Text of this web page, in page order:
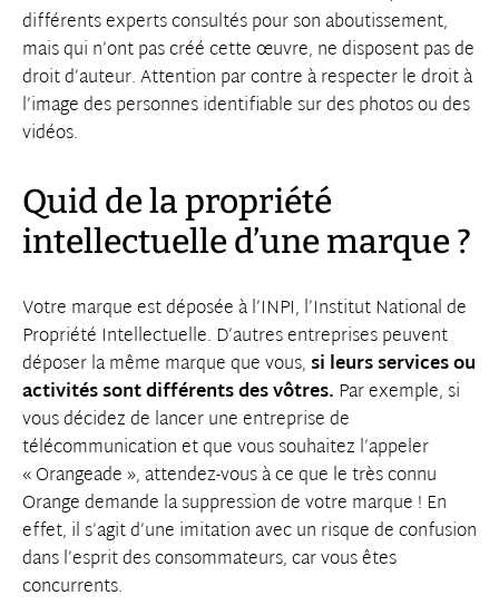
différents experts consultés pour son aboutissement,
mais qui n’ont pas créé cette œuvre, ne disposent pas de
droit d’auteur. Attention par contre à respecter le droit à
l’image des personnes identifiable sur des photos ou des
vidéos.
Quid de la propriété
intellectuelle d’une marque ?
Votre marque est déposée à l’INPI, l’Institut National de
Propriété Intellectuelle. D’autres entreprises peuvent
déposer la même marque que vous,si leurs services ou
activités sont différents des vôtres. Par exemple, si
vous décidez de lancer une entreprise de
télécommunication et que vous souhaitez l’appeler
« Orangeade », attendez-vous à ce que le très connu
Orange demande la suppression de votre marque ! En
effet, il s’agit d’une imitation avec un risque de confusion
dans l’esprit des consommateurs, car vous êtes
concurrents.